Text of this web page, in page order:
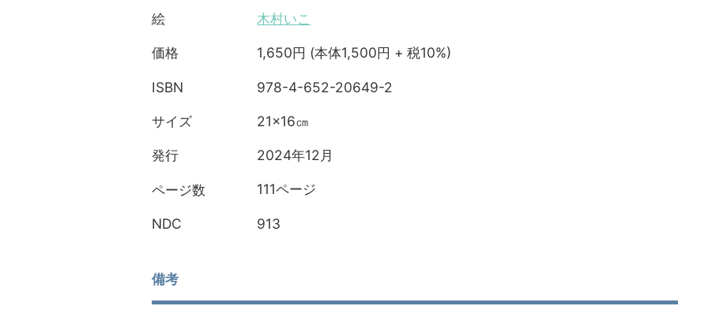
絵 木村いこ
価格 1,650円 (本体1,500円 + 税10%)
ISBN 978-4-652-20649-2
サイズ 21×16㎝
発行 2024年12月
ページ数 111ページ
NDC 913
備考